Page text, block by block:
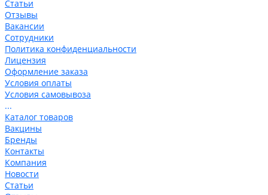
Статьи
Отзывы
Вакансии
Сотрудники
Политика конфиденциальности
Лицензия
Оформление заказа
Условия оплаты
Условия самовывоза
...
Каталог товаров
Вакцины
Бренды
Контакты
Компания
Новости
Статьи